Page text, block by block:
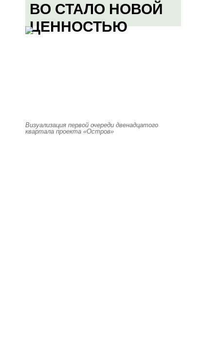
ВО СТАЛО НОВОЙ
ЦЕННОСТЬЮ
Визуализация первой очереди двенадцатого
квартала проекта «Остров»